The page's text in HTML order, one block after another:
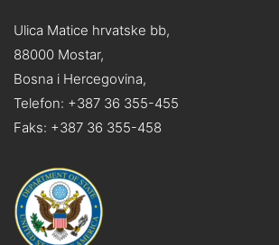
Ulica Matice hrvatske bb,
88000 Mostar,
Bosna i Hercegovina,
Telefon: +387 36 355-455
Faks: +387 36 355-458